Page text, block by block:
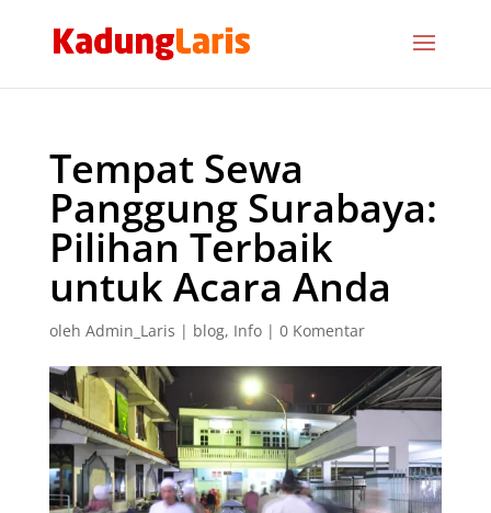
Tempat Sewa
Panggung Surabaya:
Pilihan Terbaik
untuk Acara Anda
oleh Admin_Laris | blog, Info| 0 Komentar